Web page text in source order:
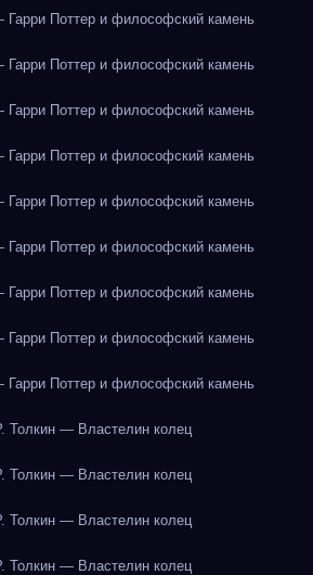
Поттер и философский камень
Поттер и философский камень
Поттер и философский камень
Поттер и философский камень
Поттер и философский камень
Поттер и философский камень
Поттер и философский камень
Поттер и философский камень
Поттер и философский камень
Толкин — Властелин колец
Толкин — Властелин колец
Толкин — Властелин колец
Толкин — Властелин колец